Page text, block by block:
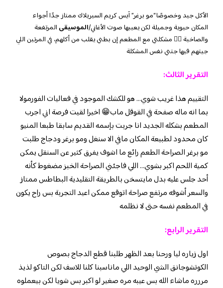
الأكل جيد وخصوصًا “مو برغر” آيس كريم السيريلاك ممتاز جدًا أجواء
المكان حيوية وجميلة لكن يعيبها صوت الأغاني/الموسيقى المرتفعة
والصاخبة 👎🏻 مشكلتي مع المطعم إن بطني يقلب من أكلهم، في المرتين اللي
جيتهم فيها جتني نفس المشكلة
التقرير الثالث:
التقييم هذا غريب شوي… هو للكشك الموجود في فعاليات الفورمولا
بما انه ماله صفحة في القوقل ماب😁 اخيرا لقيت فرصة اني اجرب
المطعم بشكله الجديد انا جربت بإسمه القديم سابقا طبعا المنيو
كان محدود لطبيعة المكان مافي الا سنغل ومو برغر ودجاج طلبت
مو برغر الصراحة الطعم رائع ما اشوف يفرق كثير عن السنقل يمكن
كمية اللحم اكبر بشوي… اللي فاجئني الصراحة الخبز مضغوط كأنه
أحد جلس عليه بدل مايتسخن بالطريقة التقليدية البطاطس ممتاز
والسعر أشوفه مرتفع صراحة اتوقع ممكن اعيد التجربة بس راح يكون
في المطعم نفسه حتى لا نظلمه
التقرير الرابع:
اول زياره ليا ورحنا بعد الظهر طلبنا قطع الدجاج بصوص
الكوتشوجانق الشي الوحيد اللي ماناسبنا كلنا للاسف لكن التاكو لذيذ
مررره ماشاء الله بس عيبه مره صغير لو اكبر بس شويا لكن بيعملوه